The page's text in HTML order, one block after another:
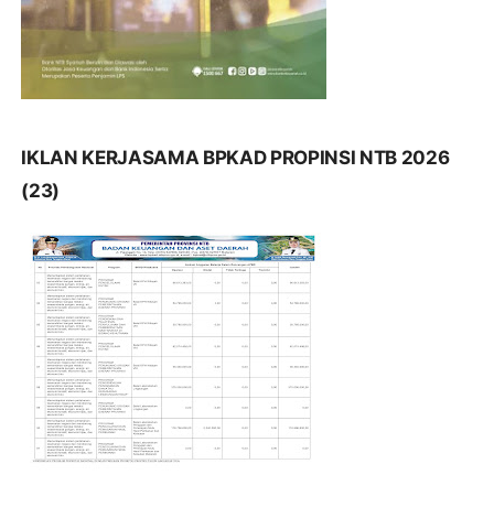
IKLAN KERJASAMA BPKAD PROPINSI NTB 2026
(23)